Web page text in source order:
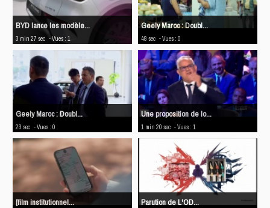
​BYD lance les modèle...
3 min 27 sec - Vues : 1
Geely Maroc : Doubl...
48 sec - Vues : 0
Geely Maroc : Doubl...
23 sec - Vues : 0
Une proposition de lo...
1 min 20 sec - Vues : 1
[film institutionnel... Parution de L'OD...